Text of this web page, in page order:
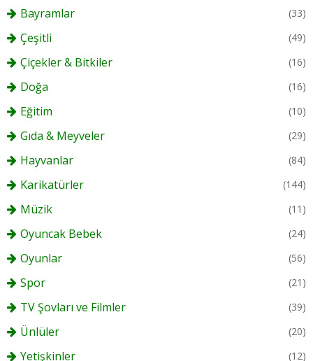
Bayramlar (33)
Çeşitli (49)
Çiçekler & Bitkiler (16)
Doğa (16)
Eğitim (10)
Gıda & Meyveler (29)
Hayvanlar (84)
Karikatürler (144)
Müzik (11)
Oyuncak Bebek (24)
Oyunlar (56)
Spor (21)
TV Şovları ve Filmler (39)
Ünlüler (20)
Yetişkinler (12)